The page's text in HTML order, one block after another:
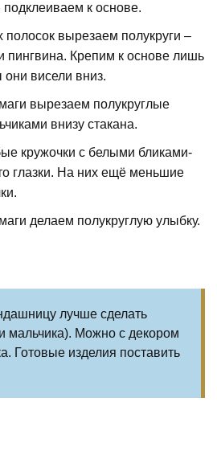
подклеиваем к основе.
полосок вырезаем полукруги –
пингвина. Крепим к основе лишь
они висели вниз.
вырезаем полукруглые
внизу стакана.
кружочки с белыми бликами-
глазки. На них ещё меньшие
делаем полукруглую улыбку.
лучше сделать
мальчика). Можно с декором
Готовые изделия поставить